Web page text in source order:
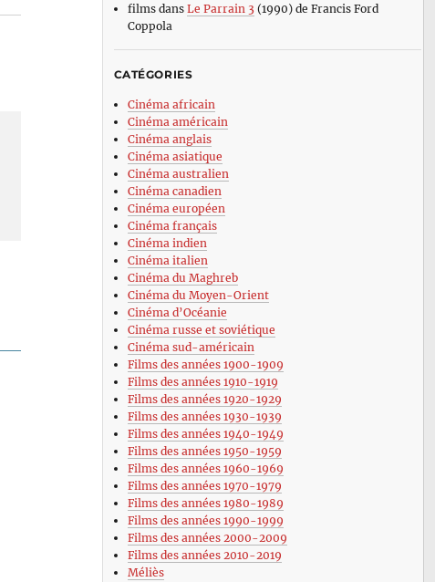
filmsdans Le Parrain 3 (1990) de Francis Ford
Coppola
CATÉGORIES
Cinéma africain
Cinéma américain
Cinéma anglais
Cinéma asiatique
Cinéma australien
Cinéma canadien
Cinéma européen
Cinéma français
Cinéma indien
Cinéma italien
Cinéma du Maghreb
Cinéma du Moyen-Orient
Cinéma d’Océanie
Cinéma russe et soviétique
Cinéma sud-américain
Films des années 1900-1909
Films des années 1910-1919
Films des années 1920-1929
Films des années 1930-1939
Films des années 1940-1949
Films des années 1950-1959
Films des années 1960-1969
Films des années 1970-1979
Films des années 1980-1989
Films des années 1990-1999
Films des années 2000-2009
Films des années 2010-2019
Méliès